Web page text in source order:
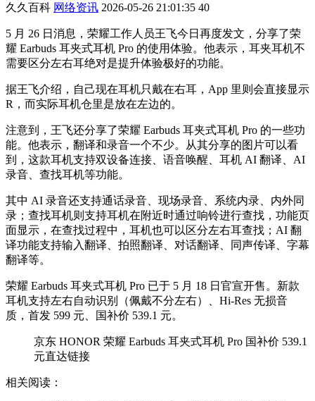
久久百科 网络资讯 2026-05-26 21:01:35 40
5 月 26 日消息，荣耀工作人员王飞今日再度发文，分享了荣
耀 Earbuds 耳夹式耳机 Pro 的使用体验。他表示，耳夹耳机不
需要区分左右耳绝对是提升体验极好的功能。
据王飞介绍，自己现在耳机只戴在右耳，App 里则会直接显示
R，而实际耳机仓里是放在左边的。
注意到，王飞还分享了荣耀 Earbuds 耳夹式耳机 Pro 的一些功
能。他表示，翻译和录音一个不少。从其分享的图片可以看
到，这款耳机支持双设备连接、语音唤醒、耳机 AI 翻译、AI
录音、查找耳机等功能。
其中 AI 录音还支持通话录音、现场录音、系统内录、内外同
录；查找耳机则支持耳机在附近时通过响铃进行查找，功能页
面显示，在查找过程中，耳机也可以区分左右耳查找；AI 翻
译功能支持输入翻译、拍照翻译、对话翻译、同声传译、字幕
翻译等。
荣耀 Earbuds 耳夹式耳机 Pro 已于 5 月 18 日官宣开售。新款
耳机支持左右自动识别（佩戴不分左右）、Hi-Res 无损音
质，首发 599 元、国补价 539.1 元。
京东 HONOR 荣耀 Earbuds 耳夹式耳机 Pro 国补价 539.1
元直达链接
相关阅读：